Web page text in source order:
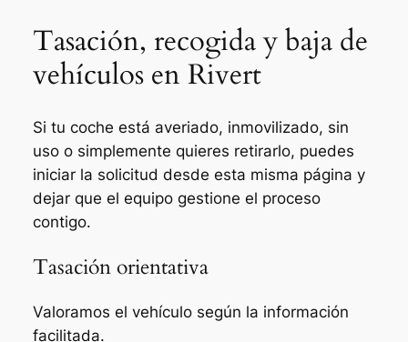
Tasación, recogida y baja de
vehículos en Rivert
Si tu coche está averiado, inmovilizado, sin
uso o simplemente quieres retirarlo, puedes
iniciar la solicitud desde esta misma página y
dejar que el equipo gestione el proceso
contigo.
Tasación orientativa
Valoramos el vehículo según la información
facilitada.